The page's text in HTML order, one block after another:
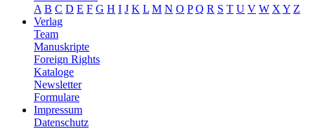
A B C D E F G H I J K L M N O P Q R S T U V W X Y Z
Verlag
Team
Manuskripte
Foreign Rights
Kataloge
Newsletter
Formulare
Impressum
Datenschutz